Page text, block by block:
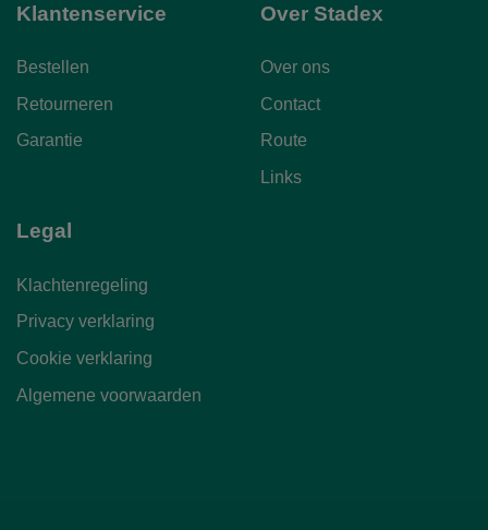
Klantenservice
Bestellen
Retourneren
Garantie
Over Stadex
Over ons
Contact
Route
Links
Legal
Klachtenregeling
Privacy verklaring
Cookie verklaring
Algemene voorwaarden